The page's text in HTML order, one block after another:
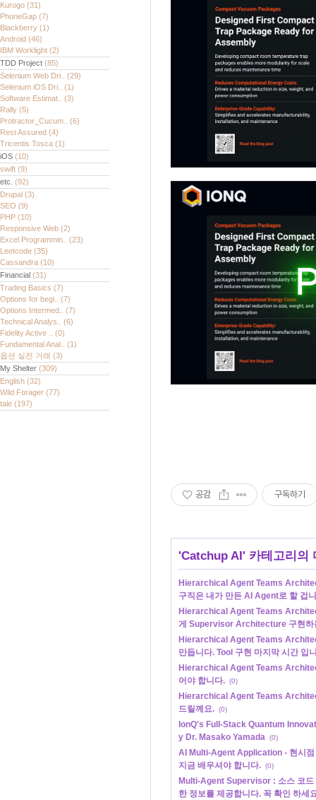
Kurogo (31)
PhoneGap (7)
Blackberry (1)
Android (46)
IBM Worklight (2)
TDD Project (85)
Selenium Web Dri.. (29)
Selenium iOS Dri.. (1)
Software Estimat.. (3)
Rally (5)
Protractor_Cucum.. (6)
Rest Assured (4)
Tricentis Tosca (1)
iOS (10)
swift (9)
etc. (92)
Drupal (3)
SEO (9)
PHP (10)
Responsive Web (2)
Excel Programmin.. (23)
Leetcode (35)
Cassandra (10)
Financial (31)
Trading Basics (7)
Options for begi.. (7)
Options Intermed.. (7)
Technical Analys.. (6)
Fidelity Active .. (0)
Fundamental Anal.. (1)
옵션 실전 거래 (3)
My Shelter (309)
English (32)
Wild Forager (77)
tale (197)
공감 구독하기
'Catchup AI ' 카테고리의
Hierarchical Agent Teams
구직은 내가 만든 AI Agent로 할 겁
Hierarchical Agent Teams
게 Supervisor Architecture 구현하
Hierarchical Agent Teams
만듭니다. Tool 구현 마지막 시간 입
Hierarchical Agent Teams
어야 합니다. (0)
Hierarchical Agent Teams
드릴께요. (0)
IonQ's Full-Stack Quantum
y Dr. Masako Yamada (0)
AI Multi-Agent Application - 현시점
지금 배우셔야 합니다. (0)
Multi-Agent Supervisor : 소스 코드
한 정보를 제공합니다. 꼭 확인 하세